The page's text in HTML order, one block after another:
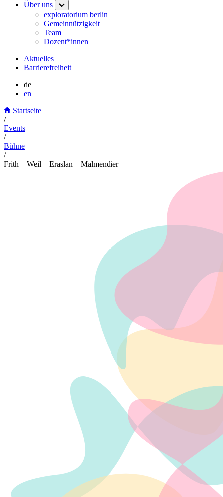
Über uns
exploratorium berlin
Gemeinnützigkeit
Team
Dozent*innen
Aktuelles
Barrierefreiheit
de
en
Startseite
/
Events
/
Bühne
/
Frith – Weil – Eraslan – Malmendier